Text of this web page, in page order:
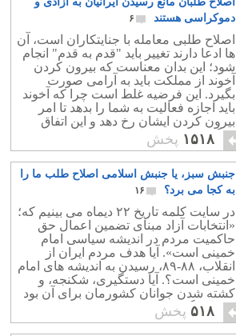
دموکراسی هستند
۶
اصلاح طلبی معامله با جنایتکاران است، آن
ها ادعا دارند تغییر باید "قدم به قدم" انجام
شود؛ این بدان معناست که بیرون کردن
آخوند از مملکت باید به آرامی صورت
بگیرد. این فرضیه غلط است چرا که آخوند
باید اجازه فعالیت به شما را بدهد تا امر
بیرون کردن ایشان رخ دهد و این اتفاق
هرگز به وقوع نخواهد پیوست.
۱۵۱۸ پخش
جنبش سبز، یا جنبش اسلامی اصلاح طلب ما را
به کجا می برد؟
۱۶
در سایت کلمه تاریخ ۲۲ دیماه می بینیم که؛
«انتخابات آزاد مبنای تضمین اعمال حق
حاکمیت مردم در اندیشه سیاسی امام
خمینی است». آیا هدف مردم ایران از
انقلاب، ۸۸-۸۹، رسیدن به اندیشه های امام
خمینی است؟. آیا دستگیری، شکنجه، و
کشته شدن جوانان کشورمان برای آن بود
که باردیگر به اندیشه امام خمینی باز
گردیم؟!
۵۱۸ پخش